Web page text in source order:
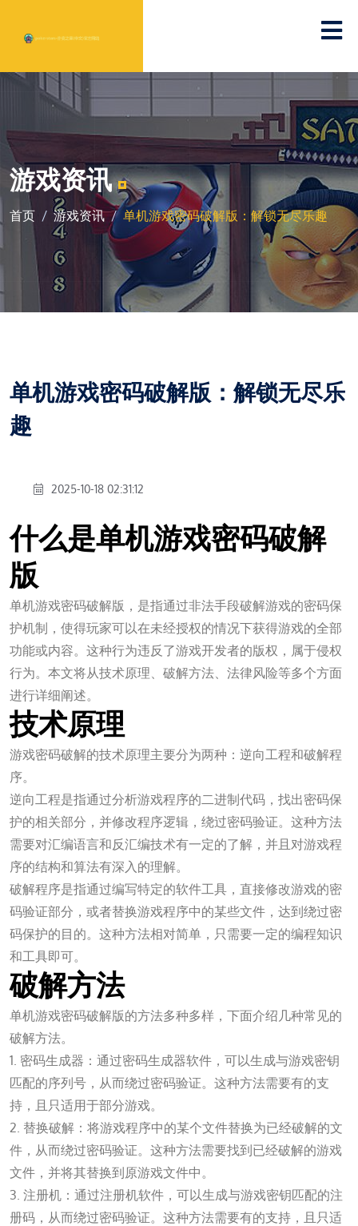
游戏资讯
首页 游戏资讯 单机游戏密码破解版：解锁无尽乐趣
单机游戏密码破解版：解锁无尽乐
趣
2025-10-18 02:31:12
什么是单机游戏密码破解
版
单机游戏密码破解版，是指通过非法手段破解游戏的密码保
护机制，使得玩家可以在未经授权的情况下获得游戏的全部
功能或内容。这种行为违反了游戏开发者的版权，属于侵权
行为。本文将从技术原理、破解方法、法律风险等多个方面
进行详细阐述。
技术原理
游戏密码破解的技术原理主要分为两种：逆向工程和破解程
序。
逆向工程是指通过分析游戏程序的二进制代码，找出密码保
护的相关部分，并修改程序逻辑，绕过密码验证。这种方法
需要对汇编语言和反汇编技术有一定的了解，并且对游戏程
序的结构和算法有深入的理解。
破解程序是指通过编写特定的软件工具，直接修改游戏的密
码验证部分，或者替换游戏程序中的某些文件，达到绕过密
码保护的目的。这种方法相对简单，只需要一定的编程知识
和工具即可。
破解方法
单机游戏密码破解版的方法多种多样，下面介绍几种常见的
破解方法。
1. 密码生成器：通过密码生成器软件，可以生成与游戏密钥
匹配的序列号，从而绕过密码验证。这种方法需要有的支
持，且只适用于部分游戏。
2. 替换破解：将游戏程序中的某个文件替换为已经破解的文
件，从而绕过密码验证。这种方法需要找到已经破解的游戏
文件，并将其替换到原游戏文件中。
3. 注册机：通过注册机软件，可以生成与游戏密钥匹配的注
册码，从而绕过密码验证。这种方法需要有的支持，且只适